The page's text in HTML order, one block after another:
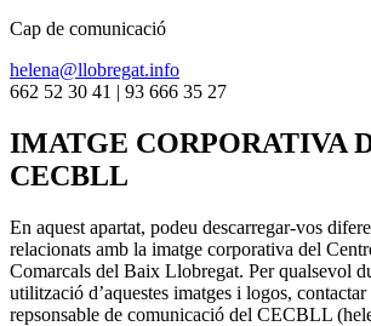
Cap de comunicació
helena@llobregat.info
662 52 30 41 | 93 666 35 27
IMATGE CORPORATIVA
CECBLL
En aquest apartat, podeu descarregar-vos
relacionats amb la imatge corporativa del
Comarcals del Baix Llobregat. Per qualsevol
utilització d’aquestes imatges i logos,
repsonsable de comunicació del CECBLL